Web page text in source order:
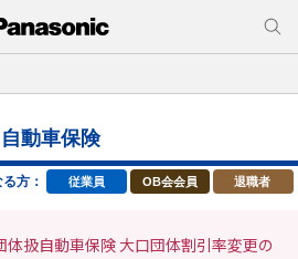
自動車保険
方： 従業員 OB会会員 退職者
体扱自動車保険 大口団体割引率変更の